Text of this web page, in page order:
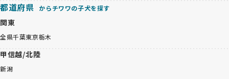
都道府県 からチワワの子犬を探す
関東
全県千葉東京栃木
甲信越/北陸
新潟